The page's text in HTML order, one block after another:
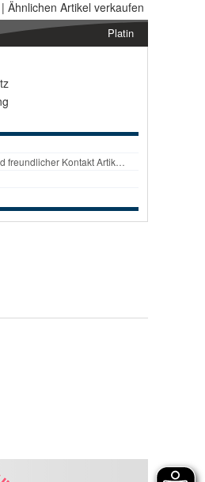
| Ähnlichen Artikel verkaufen
Platin